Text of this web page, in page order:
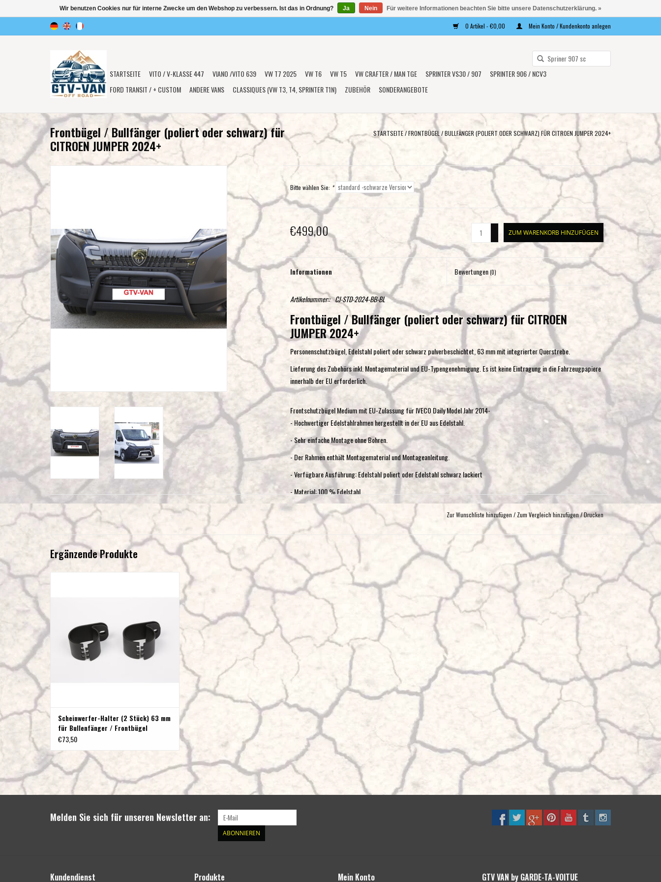
0 Artikel - €0,00 Mein Konto / Kundenkonto anlegen
verfügbare
die
Eingabetaste,
Suchergebnis
gelangen.
Benutzer
Touchgeräten
können
Touch-
verwenden.
STARTSEITE VITO / V-KLASSE 447 VIANO /VITO 639 VW T7 2025 VW T6 VW T5 VW CRAFTER / MAN TGE SPRINTER VS30 / 907
SPRINTER 906 / NCV3
FORD TRANSIT / + CUSTOM
ANDERE VANS CLASSIQUES (VW T3, T4, SPRINTER T1N) ZUBEHÖR SONDERANGEBOTE
Frontbügel / Bullfänger (poliert oder schwarz) für
CITROEN JUMPER 2024+
STARTSEITE/FRONTBÜGEL / BULLFÄNGER (POLIERT ODER SCHWARZ) FÜR CITROEN JUMPER 2024+
Bitte wählen Sie: *
€499,00 ZUM WARENKORB HINZUFÜGEN
Informationen Bewertungen(0)
Artikelnummer:: CJ-STD-2024-BB-BL
Frontbügel / Bullfänger (poliert oder schwarz) für CITROEN
JUMPER 2024+
Personenschutzbügel, Edelstahl poliert oder schwarz pulverbeschichtet, 63 mm mit integrierter Querstrebe.
Lieferung des Zubehörs inkl. Montagematerial und EU-Typengenehmigung. Es ist keine Eintragung in die Fahrzeugpapiere
innerhalb der EU erforderlich.
Frontschutzbügel Medium mit EU-Zulassung für IVECO Daily Model Jahr 2014-
- Hochwertiger Edelstahlrahmen hergestellt in der EU aus Edelstahl.
- Sehr einfache Montage ohne Bohren.
- Der Rahmen enthält Montagematerial und Montageanleitung.
- Verfügbare Ausführung: Edelstahl poliert oder Edelstahl schwarz lackiert
- Material: 100 % Edelstahl
- Rohrdurchmesser 63 mm
Der Frontschutz ist kompatibel mit ACC SYSTEM
Im Falle von Parksensoren verwenden Sie unsere Aufkleber für Parksensoren
Zur Wunschliste hinzufügen / Zum Vergleich hinzufügen/Drucken
Ergänzende Produkte
Scheinwerfer-Halter (2 Stück) 63 mm
für Bullenfänger / Frontbügel
€73,50
Melden Sie sich für unseren Newsletter an:
ABONNIEREN
Kundendienst Produkte Mein Konto GTV VAN by GARDE-TA-VOITUE
Wir benutzen Cookies nur für interne Zwecke um den Webshop zu verbessern. Ist das in Ordnung? Ja Nein Für weitere Informationen beachten Sie bitte unsere Datenschutzerklärung. »